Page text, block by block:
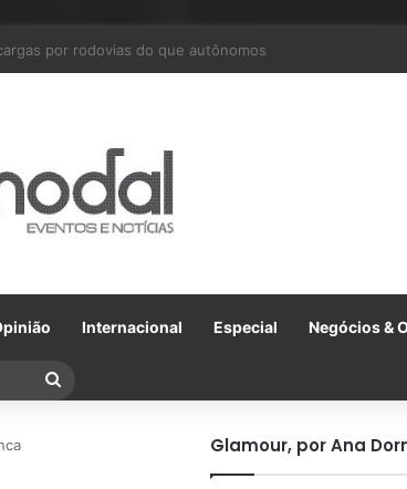
de açúcar VHP para a China
Internacional Especial Negócios &
Procurar
Glamour, por Ana